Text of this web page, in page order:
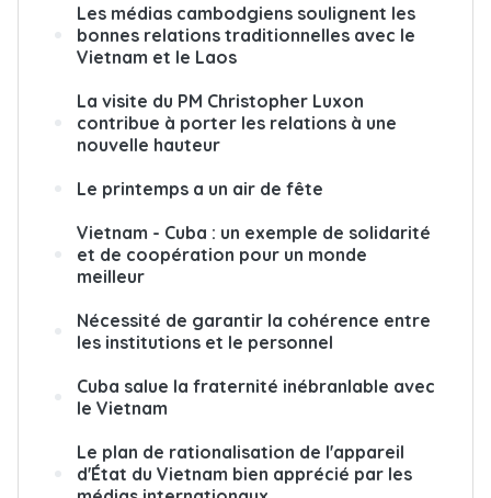
Les médias cambodgiens soulignent les
bonnes relations traditionnelles avec le
Vietnam et le Laos
La visite du PM Christopher Luxon
contribue à porter les relations à une
nouvelle hauteur
Le printemps a un air de fête
Vietnam - Cuba : un exemple de solidarité
et de coopération pour un monde
meilleur
Nécessité de garantir la cohérence entre
les institutions et le personnel
Cuba salue la fraternité inébranlable avec
le Vietnam
Le plan de rationalisation de l'appareil
d'État du Vietnam bien apprécié par les